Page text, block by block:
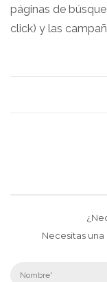
páginas de
click) y las
Necesitas